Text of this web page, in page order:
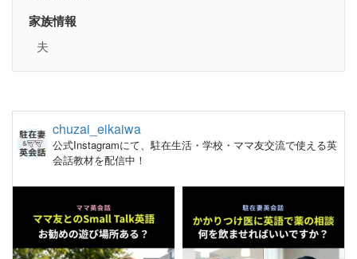
家族情報
夫
chuzai_eikaiwa
公式Instagramにて、駐在生活・学校・ママ友交流で使える英
会話教材を配信中！